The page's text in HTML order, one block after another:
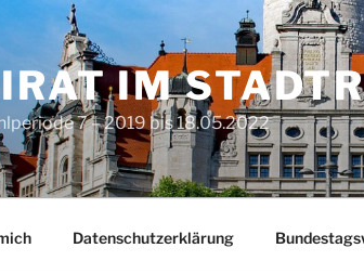
IM
7 – 2019 bis 18.05.2022
Datenschutzerklärung